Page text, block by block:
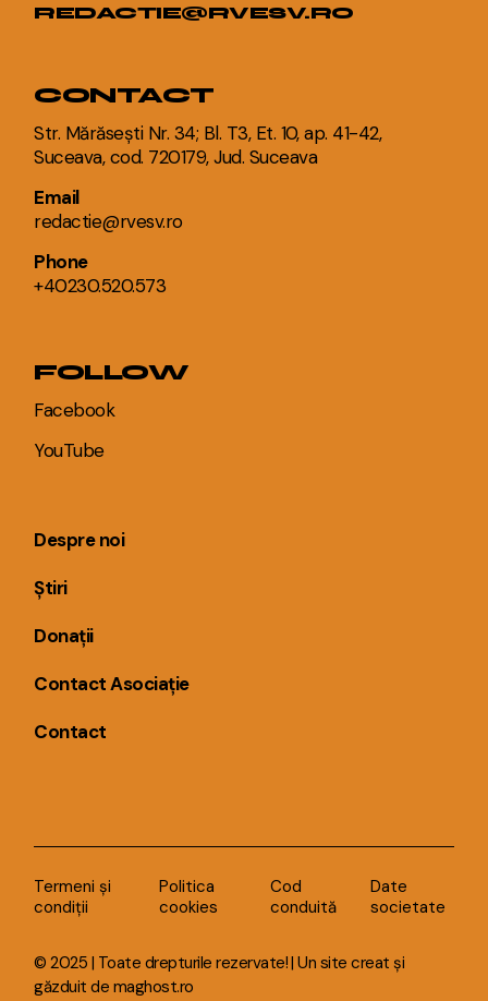
REDACTIE@RVESV.RO
CONTACT
Str. Mărăsești Nr. 34; Bl. T3, Et. 10, ap. 41-42,
Suceava, cod. 720179, Jud. Suceava
Email
redactie@rvesv.ro
Phone
+40230.520.573
FOLLOW
Facebook
YouTube
Despre noi
Știri
Donații
Contact Asociație
Contact
Termeni și
condiții
Politica
cookies
Cod
conduită
Date
societate
© 2025 | Toate drepturile rezervate! | Un site creat și
găzduit de maghost.ro